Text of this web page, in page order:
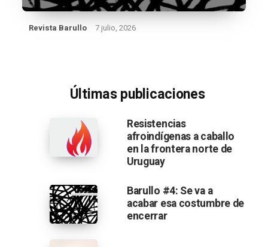
Revista Barullo 7 julio, 2026
Últimas publicaciones
Resistencias
afroindígenas a caballo
en la frontera norte de
Uruguay
Barullo #4: Se va a
acabar esa costumbre de
encerrar